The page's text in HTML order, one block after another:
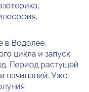
в Водолее.
цикла и запуск
Период растущей
начинаний. Уже